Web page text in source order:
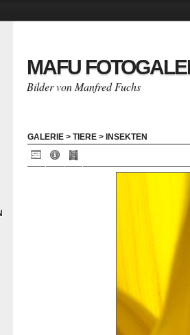
MAFU
Bilder von Manfred Fuchs
GALERIE > TIERE > INSEKTEN